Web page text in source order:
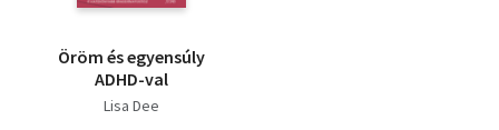
Öröm és egyensúly
ADHD-val
Lisa Dee